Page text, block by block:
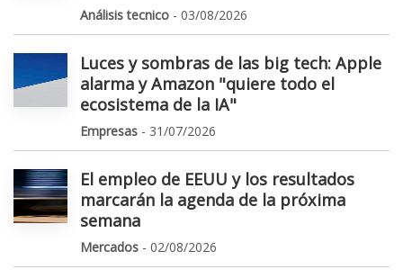
Análisis tecnico - 03/08/2026
Luces y sombras de las big tech: Apple
alarma y Amazon "quiere todo el
ecosistema de la IA"
Empresas - 31/07/2026
El empleo de EEUU y los resultados
marcarán la agenda de la próxima
semana
Mercados - 02/08/2026